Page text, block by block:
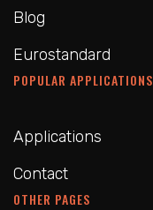
Blog
Eurostandard
POPULAR APPLICATIONS
Applications
Contact
OTHER PAGES